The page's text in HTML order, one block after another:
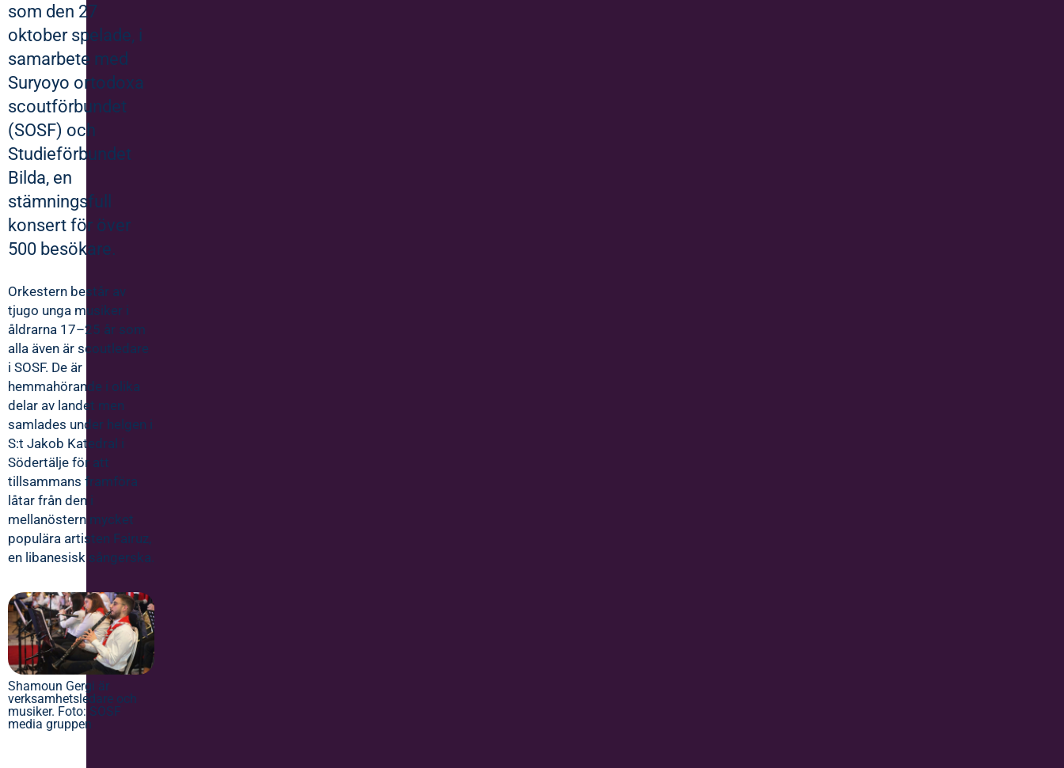
som den 27
oktober spelade, i
samarbete med
Suryoyo ortodoxa
scoutförbundet
(SOSF) och
Studieförbundet
Bilda, en
stämningsfull
konsert för över
500 besökare.
Orkestern består av
tjugo unga musiker i
åldrarna 17–25 år som
alla även är scoutledare
i SOSF. De är
hemmahörande i olika
delar av landet men
samlades under helgen i
S:t Jakob Katedral i
Södertälje för att
tillsammans framföra
låtar från den i
mellanöstern mycket
populära artisten Fairuz,
en libanesisk sångerska.
Shamoun Gergi är
verksamhetsledare och
musiker. Foto: SOSF
media gruppen